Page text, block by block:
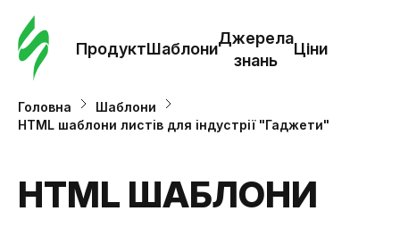
ПродуктШаблони
Джерела
знань
Ціни
Головна
Шаблони
HTML шаблони листів для індустрії "Гаджети"
HTML ШАБЛОНИ